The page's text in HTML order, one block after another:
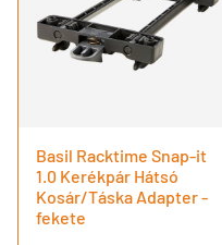
Basil Racktime Snap-it
1.0 Kerékpár Hátsó
Kosár/Táska Adapter -
fekete